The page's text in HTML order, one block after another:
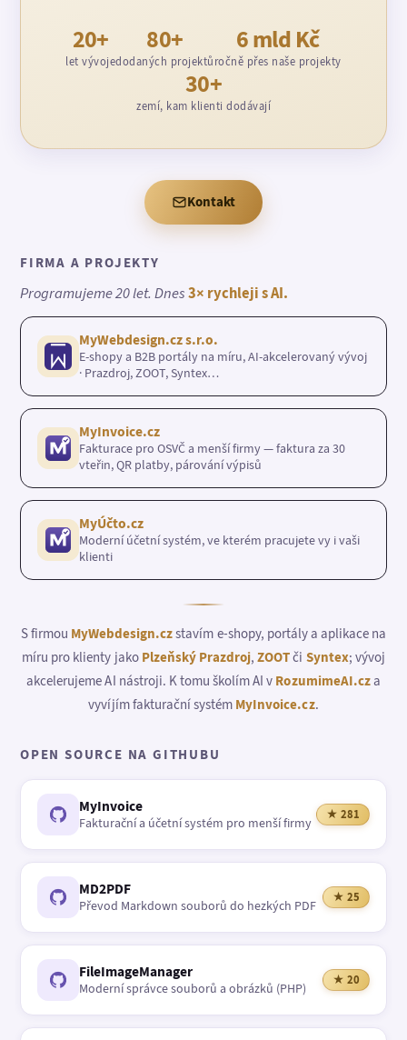
20+
let vývoje
80+
dodaných projektů
6 mld Kč
ročně přes naše projekty
30+
zemí, kam klienti dodávají
Kontakt
FIRMA A PROJEKTY
Programujeme 20 let. Dnes3× rychleji s AI.
MyWebdesign.cz s.r.o.
E-shopy a B2B portály na míru, AI-akcelerovaný vývoj
· Prazdroj, ZOOT, Syntex…
MyInvoice.cz
Fakturace pro OSVČ a menší firmy — faktura za 30
vteřin, QR platby, párování výpisů
MyÚčto.cz
Moderní účetní systém, ve kterém pracujete vy i vaši
klienti
S firmou MyWebdesign.czstavím e-shopy, portály a aplikace na
míru pro klienty jako Plzeňský Prazdroj,ZOOTči Syntex; vývoj
akcelerujeme AI nástroji. K tomu školím AI v RozumimeAI.cza
vyvíjím fakturační systém MyInvoice.cz.
OPEN SOURCE NA GITHUBU
MyInvoice
Fakturační a účetní systém pro menší firmy
★ 281
MD2PDF
Převod Markdown souborů do hezkých PDF
★ 25
FileImageManager
Moderní správce souborů a obrázků (PHP)
★ 20